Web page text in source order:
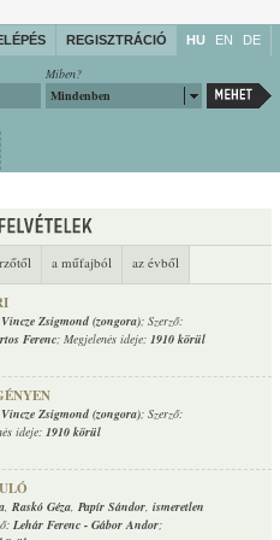
REGISZTRÁCIÓ HU EN DE
Miben?
Mindenben
a műfajból az évből
Vincze Zsigmond (zongora); Szerző:
Ferenc; Megjelenés ideje: 1910 körül
Vincze Zsigmond (zongora); Szerző:
ideje: 1910 körül
, Raskó Géza, Papír Sándor, ismeretlen
Lehár Ferenc - Gábor Andor;